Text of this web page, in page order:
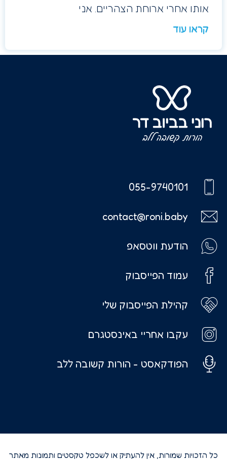
אותו אחרי ארוחת הצהריים. אני
קראו עוד
055-9740101
contact@roni.baby
הודעת ווטסאפ
עמוד הפייסבוק
קהילת הפייסבוק שלי
עקבו אחריי באינסטגרם
הפודקאסט - הורות קשובה ללב
כל הזכויות שמורות, אין להעתיק או לשכפל טקסטים ותמונות מאתר